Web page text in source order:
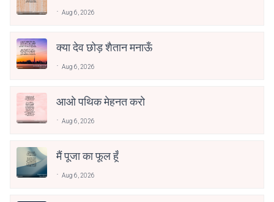
Aug 6, 2026
क्या देव छोड़ शैतान मनाऊँ
Aug 6, 2026
आओ पथिक मेहनत करो
Aug 6, 2026
मैं पूजा का फूल हूँ
Aug 6, 2026